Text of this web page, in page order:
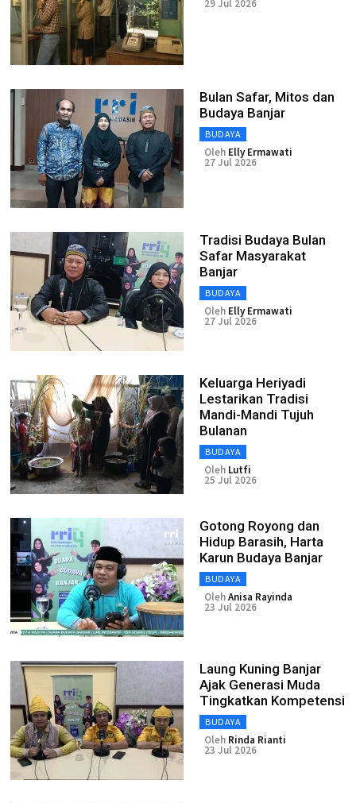
29 Jul 2026
Bulan Safar, Mitos dan
Budaya Banjar
BUDAYA
Oleh Elly Ermawati
27 Jul 2026
Tradisi Budaya Bulan
Safar Masyarakat
Banjar
BUDAYA
Oleh Elly Ermawati
27 Jul 2026
Keluarga Heriyadi
Lestarikan Tradisi
Mandi-Mandi Tujuh
Bulanan
BUDAYA
Oleh Lutfi
25 Jul 2026
Gotong Royong dan
Hidup Barasih, Harta
Karun Budaya Banjar
BUDAYA
OlehAnisa Rayinda
23 Jul 2026
Laung Kuning Banjar
Ajak Generasi Muda
Tingkatkan Kompetensi
BUDAYA
Oleh Rinda Rianti
23 Jul 2026